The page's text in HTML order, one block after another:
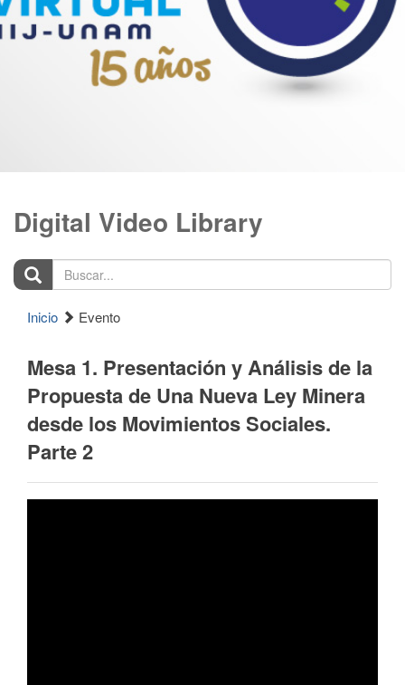
Digital Video Library
Buscar...
Inicio Evento
Mesa 1. Presentación y Análisis de la
Propuesta de Una Nueva Ley Minera
desde los Movimientos Sociales.
Parte 2